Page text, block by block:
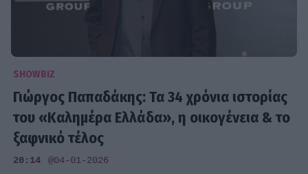
SHOWBIZ
Γιώργος Παπαδάκης: Τα 34 χρόνια ιστορίας
του «Καλημέρα Ελλάδα», η οικογένεια & το
ξαφνικό τέλος
20:14 @04-01-2026